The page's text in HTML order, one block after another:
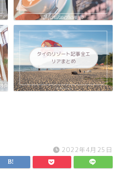
タイのリゾート記事全エ
リアまとめ
2022年4月25日